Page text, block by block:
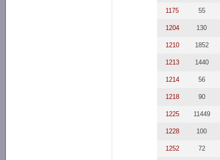
1175 55
1204 130
1210 1852
1213 1440
1214 56
1218 90
1225 11449
1228 100
1252 72